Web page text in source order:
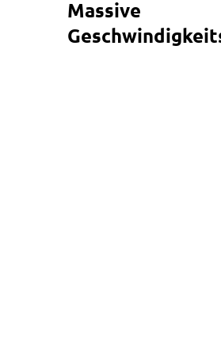
Massive